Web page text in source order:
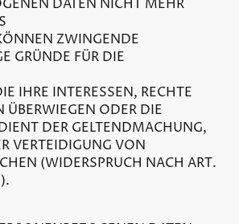
DATEN NICHT MEHR
ZWINGENDE
GRÜNDE FÜR DIE
IHRE INTERESSEN, RECHTE
ÜBERWIEGEN ODER DIE
DER GELTENDMACHUNG,
VERTEIDIGUNG VON
(WIDERSPRUCH NACH ART.